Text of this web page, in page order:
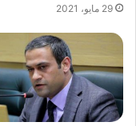
29 مايو، 2021